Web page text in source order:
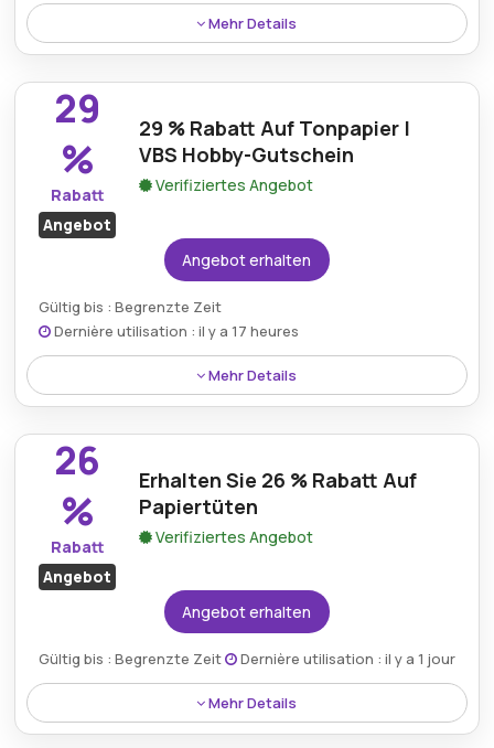
Mehr Details
Erhalten Sie 33 % Rabatt auf Carries Kreativbox bei
Vbs-hobby.com, ein perfektes Bastelset voller
wichtiger Materialien.
29
%
Rabatt
Angebot
29 % Rabatt Auf Tonpapier |
VBS Hobby-Gutschein
Verifiziertes Angebot
Angebot erhalten
Gültig bis : Begrenzte Zeit
Dernière utilisation : il y a 17 heures
Mehr Details
Genießen Sie 29 % Rabatt auf hochwertiges
Tonpapier mit einem VBS Hobby-Gutschein, ideal für
Schulprojekte und kreative Aktivitäten.
26
%
Rabatt
Angebot
Erhalten Sie 26 % Rabatt Auf
Papiertüten
Verifiziertes Angebot
Angebot erhalten
Gültig bis : Begrenzte Zeit Dernière utilisation : il y a 1 jour
Mehr Details
Sichern Sie sich einen Preisnachlass von 26 % auf